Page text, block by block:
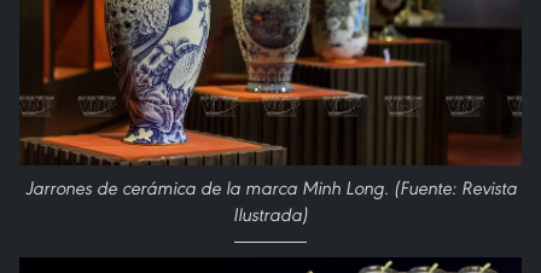
Jarrones de cerámica de la marca Minh Long. (Fuente: Revista
Ilustrada)